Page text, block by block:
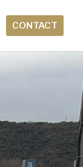
CONTACT